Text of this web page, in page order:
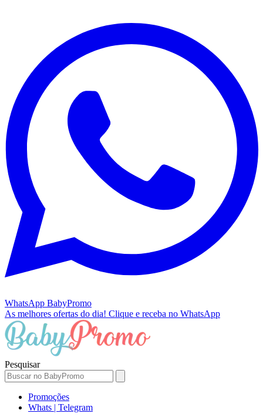
WhatsApp BabyPromo
As melhores ofertas do dia! Clique e receba no WhatsApp
Pesquisar
Promoções
Whats | Telegram